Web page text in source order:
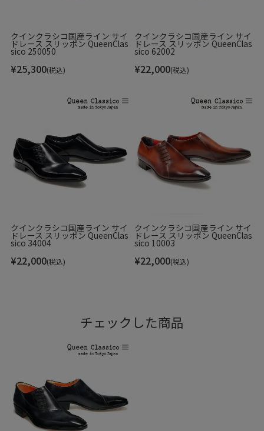
クインクラシコ国産ライン サイ
ドレース スリッポン QueenClas
sico 250050
¥25,300(税込)
クインクラシコ国産ライン サイ
ドレース スリッポン QueenClas
sico 62002
¥22,000(税込)
クインクラシコ国産ライン サイ
ドレース スリッポン QueenClas
sico 34004
¥22,000(税込)
クインクラシコ国産ライン サイ
ドレース スリッポン QueenClas
sico 10003
¥22,000(税込)
チェックした商品